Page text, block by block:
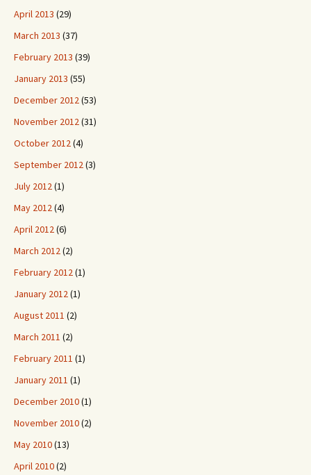
April 2013 (29)
March 2013 (37)
February 2013 (39)
January 2013 (55)
December 2012(53)
November 2012(31)
October 2012(4)
September 2012(3)
July 2012(1)
May 2012(4)
April 2012(6)
March 2012(2)
February 2012(1)
January 2012(1)
August 2011 (2)
March 2011 (2)
February 2011 (1)
January 2011 (1)
December 2010(1)
November 2010(2)
May 2010(13)
April 2010(2)